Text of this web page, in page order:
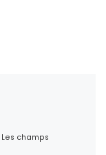
Les champs